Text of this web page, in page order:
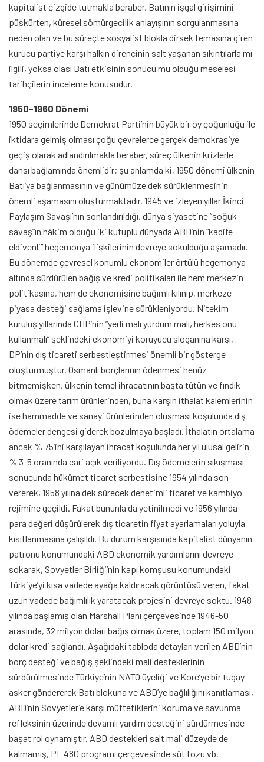
kapitalist çizgide tutmakla beraber, Batının işgal girişimini
püskürten, küresel sömürgecilik anlayışının sorgulanmasına
neden olan ve bu süreçte sosyalist blokla dirsek temasına giren
kurucu partiye karşı halkın direncinin salt yaşanan sıkıntılarla mı
ilgili, yoksa olası Batı etkisinin sonucu mu olduğu meselesi
tarihçilerin inceleme konusudur.
1950-1960 Dönemi
1950 seçimlerinde Demokrat Parti’nin büyük bir oy çoğunluğu ile
iktidara gelmiş olması çoğu çevrelerce gerçek demokrasiye
geçiş olarak adlandırılmakla beraber, süreç ülkenin krizlerle
dansı bağlamında önemlidir; şu anlamda ki, 1950 dönemi ülkenin
Batı’ya bağlanmasının ve günümüze dek sürüklenmesinin
önemli aşamasını oluşturmaktadır. 1945 ve izleyen yıllar İkinci
Paylaşım Savaşı’nın sonlandırıldığı, dünya siyasetine “soğuk
savaş”ın hâkim olduğu iki kutuplu dünyada ABD’nin “kadife
eldivenli” hegemonya ilişkilerinin devreye sokulduğu aşamadır.
Bu dönemde çevresel konumlu ekonomiler örtülü hegemonya
altında sürdürülen bağış ve kredi politikaları ile hem merkezin
politikasına, hem de ekonomisine bağımlı kılınıp, merkeze
piyasa desteği sağlama işlevine sürükleniyordu. Nitekim
kuruluş yıllarında CHP’nin “yerli malı yurdum malı, herkes onu
kullanmalı” şeklindeki ekonomiyi koruyucu sloganına karşı,
DP’nin dış ticareti serbestleştirmesi önemli bir gösterge
oluşturmuştur. Osmanlı borçlarının ödenmesi henüz
bitmemişken, ülkenin temel ihracatının başta tütün ve fındık
olmak üzere tarım ürünlerinden, buna karşın ithalat kalemlerinin
ise hammadde ve sanayi ürünlerinden oluşması koşulunda dış
ödemeler dengesi giderek bozulmaya başladı. İthalatın ortalama
ancak % 75’ini karşılayan ihracat koşulunda her yıl ulusal gelirin
% 3-5 oranında cari açık veriliyordu. Dış ödemelerin sıkışması
sonucunda hükümet ticaret serbestisine 1954 yılında son
vererek, 1958 yılına dek sürecek denetimli ticaret ve kambiyo
rejimine geçildi. Fakat bununla da yetinilmedi ve 1956 yılında
para değeri düşürülerek dış ticaretin fiyat ayarlamaları yoluyla
kısıtlanmasına çalışıldı. Bu durum karşısında kapitalist dünyanın
patronu konumundaki ABD ekonomik yardımlarını devreye
sokarak, Sovyetler Birliği’nin kapı komşusu konumundaki
Türkiye’yi kısa vadede ayağa kaldıracak görüntüsü veren, fakat
uzun vadede bağımlılık yaratacak projesini devreye soktu. 1948
yılında başlamış olan Marshall Planı çerçevesinde 1946-50
arasında, 32 milyon doları bağış olmak üzere, toplam 150 milyon
dolar kredi sağlandı. Aşağıdaki tabloda detayları verilen ABD’nin
borç desteği ve bağış şeklindeki mali desteklerinin
sürdürülmesinde Türkiye’nin NATO üyeliği ve Kore’ye bir tugay
asker göndererek Batı blokuna ve ABD’ye bağlılığını kanıtlaması,
ABD’nin Sovyetler’e karşı müttefiklerini koruma ve savunma
refleksinin üzerinde devamlı yardım desteğini sürdürmesinde
başat rol oynamıştır. ABD destekleri salt mali düzeyde de
kalmamış, PL 480 programı çerçevesinde süt tozu vb.